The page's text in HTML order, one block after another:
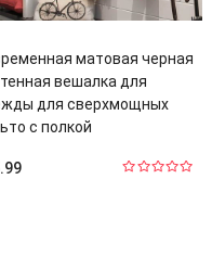
матовая черная
вешалка для
для сверхмощных
с полкой